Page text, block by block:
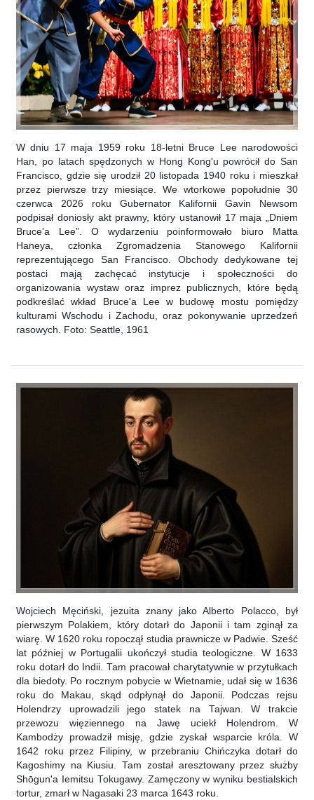
W dniu 17 maja 1959 roku 18-letni Bruce Lee narodowości
Han, po latach spędzonych w Hong Kong'u powrócił do San
Francisco, gdzie się urodził 20 listopada 1940 roku i mieszkał
przez pierwsze trzy miesiące. We wtorkowe popołudnie 30
czerwca 2026 roku Gubernator Kalifornii Gavin Newsom
podpisał doniosły akt prawny, który ustanowił 17 maja „Dniem
Bruce'a Lee”. O wydarzeniu poinformowało biuro Matta
Haneya, członka Zgromadzenia Stanowego Kalifornii
reprezentującego San Francisco. Obchody dedykowane tej
postaci mają zachęcać instytucje i społeczności do
organizowania wystaw oraz imprez publicznych, które będą
podkreślać wkład Bruce'a Lee w budowę mostu pomiędzy
kulturami Wschodu i Zachodu, oraz pokonywanie uprzedzeń
rasowych. Foto: Seattle, 1961
Wojciech Męciński, jezuita znany jako Alberto Polacco, był
pierwszym Polakiem, który dotarł do Japonii i tam zginął za
wiarę. W 1620 roku ropoczął studia prawnicze w Padwie. Sześć
lat później w Portugalii ukończył studia teologiczne. W 1633
roku dotarł do Indii. Tam pracował charytatywnie w przytułkach
dla biedoty. Po rocznym pobycie w Wietnamie, udał się w 1636
roku do Makau, skąd odpłynął do Japonii. Podczas rejsu
Holendrzy uprowadzili jego statek na Tajwan. W trakcie
przewozu więziennego na Jawę uciekł Holendrom. W
Kambodży prowadził misję, gdzie zyskał wsparcie króla. W
1642 roku przez Filipiny, w przebraniu Chińczyka dotarł do
Kagoshimy na Kiusiu. Tam został aresztowany przez służby
Shōgun'a Iemitsu Tokugawy. Zamęczony w wyniku bestialskich
tortur, zmarł w Nagasaki 23 marca 1643 roku.